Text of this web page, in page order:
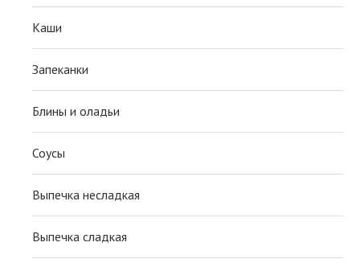
Каши
Запеканки
Блины и оладьи
Соусы
Выпечка несладкая
Выпечка сладкая